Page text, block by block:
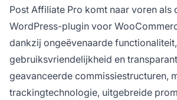
Post Affiliate Pro komt naar voren als
WordPress-plugin voor
dankzij ongeëvenaarde functionaliteit,
gebruiksvriendelijkheid en
geavanceerde commissiestructuren,
trackingtechnologie, uitgebreide